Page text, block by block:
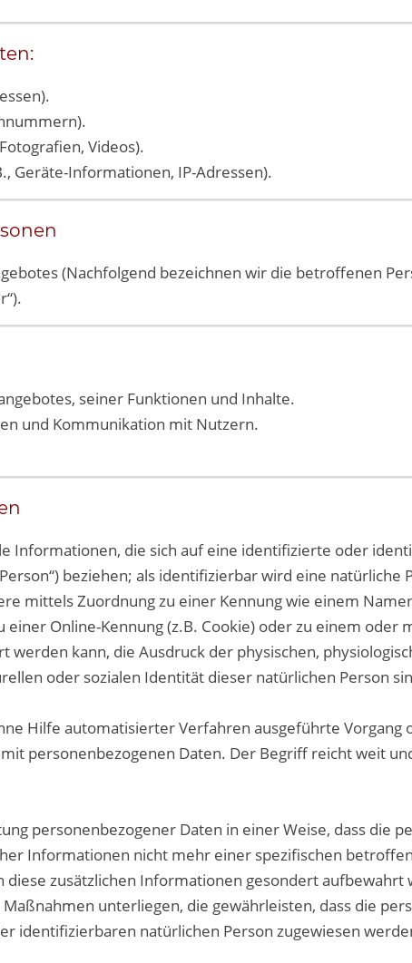
Videos).
Geräte-Informationen, IP-Adressen).
(Nachfolgend bezeichnen wir die betroffenen
seiner Funktionen und Inhalte.
und Kommunikation mit Nutzern.
Informationen, die sich auf eine identifizierte oder
beziehen; als identifizierbar wird eine natürliche
mittels Zuordnung zu einer Kennung wie einem
einer Online-Kennung (z.B. Cookie) oder zu einem oder
kann, die Ausdruck der physischen,
oder sozialen Identität dieser natürlichen Person
Hilfe automatisierter Verfahren ausgeführte Vorgang
personenbezogenen Daten. Der Begriff reicht weit
personenbezogener Daten in einer Weise, dass die
Informationen nicht mehr einer spezifischen
zusätzlichen Informationen gesondert aufbewahrt
unterliegen, die gewährleisten, dass die
identifizierbaren natürlichen Person zugewiesen